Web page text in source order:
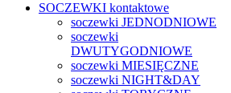
SOCZEWKI kontaktowe
soczewki JEDNODNIOWE
soczewki
DWUTYGODNIOWE
soczewki MIESIĘCZNE
soczewki NIGHT&DAY